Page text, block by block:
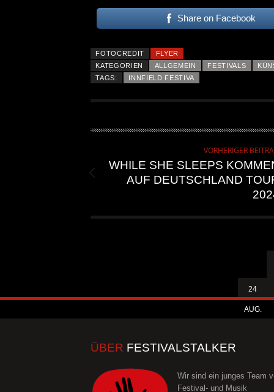
Share on Facebook
FOTOCREDIT
FLYER
KATEGORIEN
ALLGEMEIN FESTIVALS
TAGS:
INNFIELD FESTIVA
VORHERIGER
WHILE SHE SLEEPS
AUF DEUTSCHLAND
24
AUG.
ÜBER FESTIVALSTALKER
Wir sind ein junges Team
Festival- und Musik